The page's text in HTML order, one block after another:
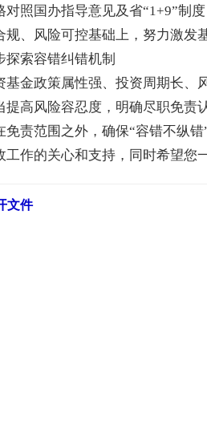
对照国办指导意见及省“1+9”制
规、风险可控基础上，努力激
探索容错纠错机制
基金政策属性强、投资周期长、
提高风险容忍度，明确尽职免
免责范围之外，确保“容错不纵
工作的关心和支持，同时希望您
文件